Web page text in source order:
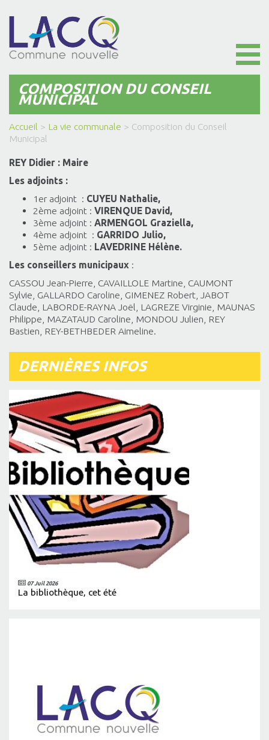
COMPOSITION DU CONSEIL
MUNICIPAL
Accueil > La vie communale > Composition du Conseil
Municipal
REY Didier : Maire
Les adjoints :
1er adjoint : CUYEU Nathalie,
2ème adjoint : VIRENQUE David,
3ème adjoint : ARMENGOL Graziella,
4ème adjoint : GARRIDO Julio,
5ème adjoint : LAVEDRINE Hélène.
Les conseillers municipaux :
CASSOU Jean-Pierre, CAVAILLOLE Martine, CAUMONT
Sylvie, GALLARDO Caroline, GIMENEZ Robert, JABOT
Claude, LABORDE-RAYNA Joël, LAGREZE Virginie, MAUNAS
Philippe, MAZATAUD Caroline, MONDOU Julien, REY
Bastien, REY-BETHBEDER Aimeline.
DERNIÈRES INFOS
07 Juil 2026
La bibliothèque, cet été